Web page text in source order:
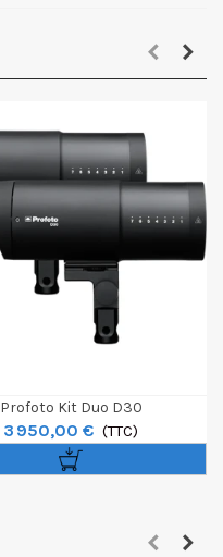
Profoto Kit Duo D30
3 950,00 € (TTC)